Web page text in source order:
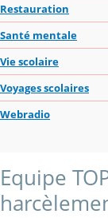
Restauration
Santé mentale
Vie scolaire
Voyages scolaires
Webradio
Equipe